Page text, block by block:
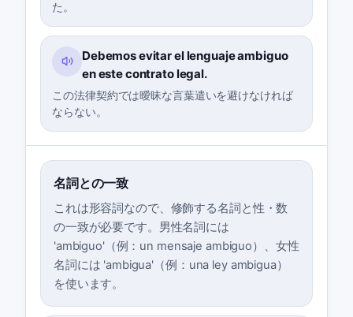
た。
Debemos evitar el lenguaje ambiguo
en este contrato legal.
この法律契約では曖昧な言葉遣いを避けなければ
ならない。
名詞との一致
これは形容詞なので、修飾する名詞と性・数
の一致が必要です。男性名詞には
'ambiguo'（例：un mensaje ambiguo）、女性
名詞には 'ambigua'（例：una ley ambigua）
を使います。